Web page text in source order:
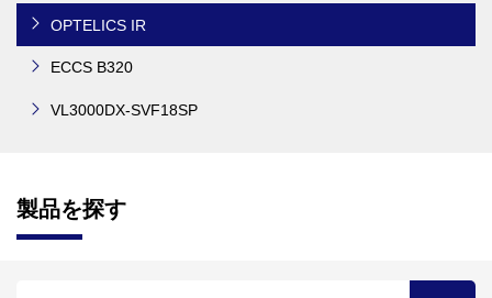
OPTELICS IR
ECCS B320
VL3000DX-SVF18SP
製品を探す